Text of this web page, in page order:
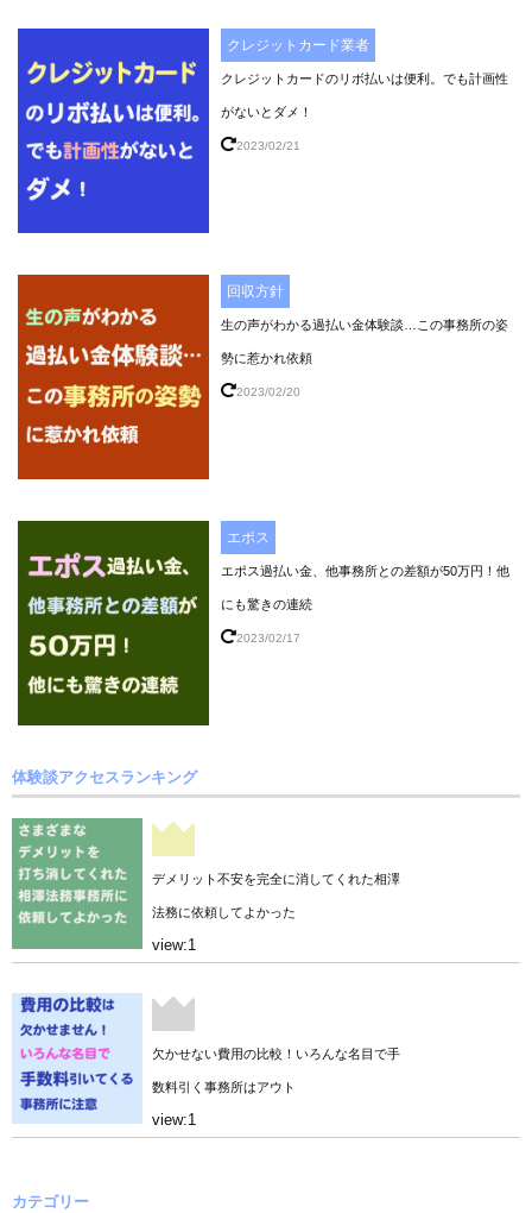
クレジットカード業者
クレジットカードのリボ払いは便利。でも計画性
がないとダメ！
2023/02/21
回収方針
生の声がわかる過払い金体験談…この事務所の姿
勢に惹かれ依頼
2023/02/20
エポス
エポス過払い金、他事務所との差額が50万円！他
にも驚きの連続
2023/02/17
体験談アクセスランキング
デメリット不安を完全に消してくれた相澤
法務に依頼してよかった
view:1
欠かせない費用の比較！いろんな名目で手
数料引く事務所はアウト
view:1
カテゴリー